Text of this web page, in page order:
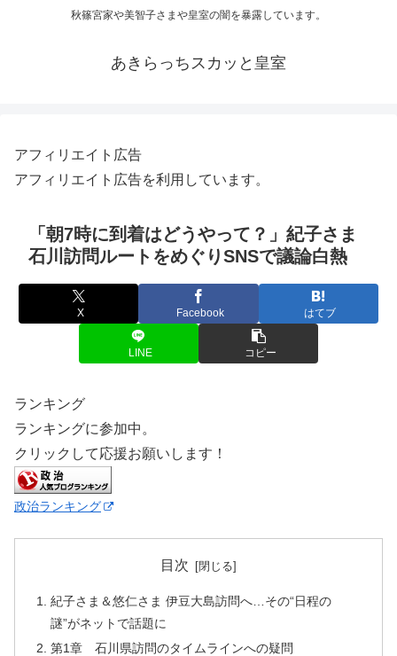
秋篠宮家や美智子さまや皇室の闇を暴露しています。
あきらっちスカッと皇室
アフィリエイト広告
アフィリエイト広告を利用しています。
「朝7時に到着はどうやって？」紀子さま
石川訪問ルートをめぐりSNSで議論白熱
X Facebook はてブ
LINE コピー
ランキング
ランキングに参加中。
クリックして応援お願いします！
政治ランキング
目次
紀子さま＆悠仁さま 伊豆大島訪問へ…その“日程の
謎”がネットで話題に
第1章 石川県訪問のタイムラインへの疑問